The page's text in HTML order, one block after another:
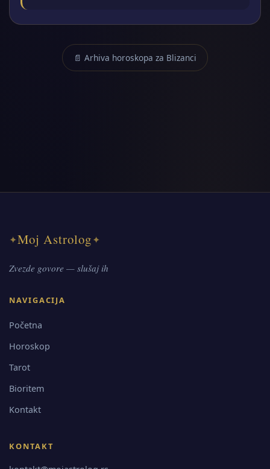
📄 Arhiva horoskopa za Blizanci
✦Moj Astrolog✦
Zvezde govore — slušaj ih
NAVIGACIJA
Početna
Horoskop
Tarot
Bioritem
Kontakt
KONTAKT